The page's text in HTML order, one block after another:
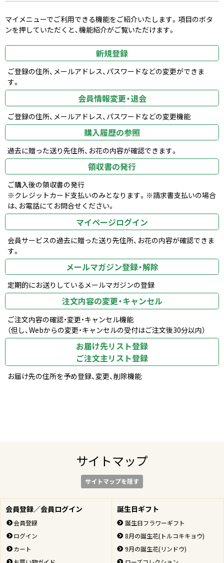
マイメニューでご利用できる機能をご紹介いたします。項目のボタ
ンを押していただくと、機能紹介がご覧いただけます。
新規登録
ご登録の住所、メールアドレス、パスワードなどの変更ができま
す。
会員情報変更・退会
ご登録の住所、メールアドレス、パスワードなどの変更機能
購入履歴の参照
過去に贈った送り先住所、お花の内容が確認できます。
領収書の発行
ご購入後の領収書の発行
※クレジットカード支払いのみとなります。※請求書支払いの場合
は、お電話にてお問合せください。
マイページログイン
会員サービスの過去に贈った送り先住所、お花の内容が確認できま
す。
メールマガジン登録・解除
定期的にお送りしているメールマガジンの登録
注文内容の変更・キャンセル
ご注文内容の確認・変更・キャンセル機能
（但し、Webからの変更・キャンセルの受付はご注文後30分以内）
お届け先リスト登録
ご注文主リスト登録
お届け先の住所を予め登録、変更、削除機能
サイトマップ
サイトマップを隠す
会員登録／会員ログイン
会員登録
ログイン
カート
誕生日ギフト
誕生日フラワーギフト
8月の誕生花(トルコキキョウ)
9月の誕生花(リンドウ)